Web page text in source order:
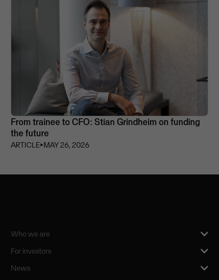
From trainee to CFO: Stian Grindheim on funding
the future
ARTICLE⏵MAY 26, 2026
Who we are
For investors
News